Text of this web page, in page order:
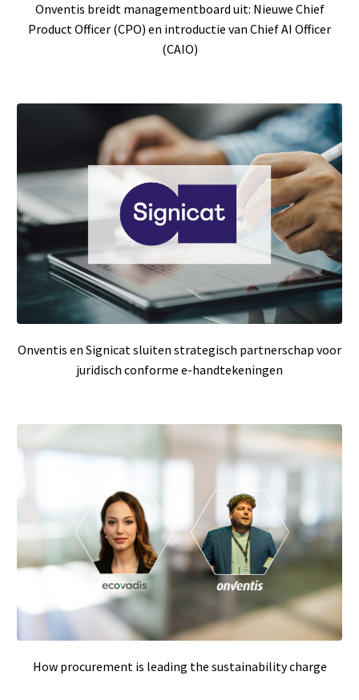
Onventis breidt managementboard uit: Nieuwe Chief
Product Officer (CPO) en introductie van Chief AI Officer
(CAIO)
Onventis en Signicat sluiten strategisch partnerschap voor
juridisch conforme e-handtekeningen
How procurement is leading the sustainability charge